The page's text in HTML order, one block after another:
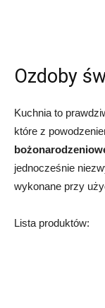
Ozdoby
Kuchnia to
które z
jednocześnie
wykonane przy
Lista produktów: